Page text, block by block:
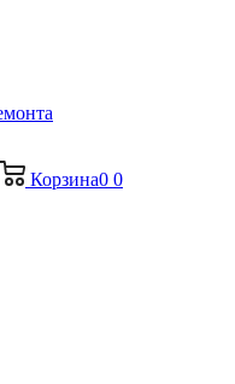
Корзина0 0